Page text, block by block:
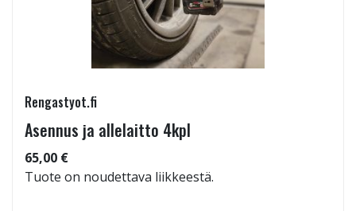
Rengastyot.fi
Asennus ja allelaitto 4kpl
65,00 €
Tuote on noudettava liikkeestä.